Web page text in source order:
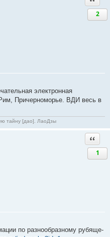
2
электронная
Причерноморье. ВДИ весь в
тайну [дао]. ЛаоДзы
1
по разнообразному рубяще-